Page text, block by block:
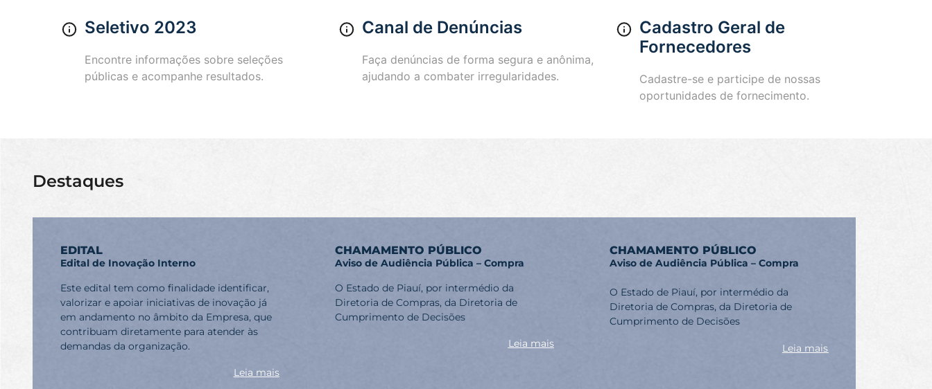
Seletivo 2023
Encontre informações sobre seleções
públicas e acompanhe resultados.
Canal de Denúncias
Faça denúncias de forma segura e anônima,
ajudando a combater irregularidades.
Cadastro Geral de
Fornecedores
Cadastre-se e participe de nossas
oportunidades de fornecimento.
Destaques
EDITAL
Edital de Inovação Interno
Este edital tem como finalidade identificar,
valorizar e apoiar iniciativas de inovação já
em andamento no âmbito da Empresa, que
contribuam diretamente para atender às
demandas da organização.
Leia mais
CHAMAMENTO PÚBLICO
Aviso de Audiência Pública – Compra
O Estado de Piauí, por intermédio da
Diretoria de Compras, da Diretoria de
Cumprimento de Decisões
Leia mais
CHAMAMENTO PÚBLICO
Aviso de Audiência Pública – Compra
O Estado de Piauí, por intermédio da
Diretoria de Compras, da Diretoria de
Cumprimento de Decisões
Leia mais